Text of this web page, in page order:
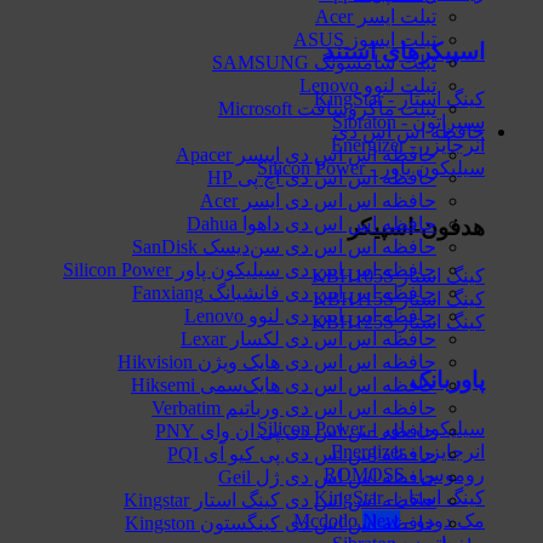
اسپیکرهای استند
کینگ استار - KingStar
سیبراتون - Sibraton
انرجایزر - Energizer
سیلیکون پاور - Silicon Power
هدفون-اسپیکر
کینگ استار KBH105S
کینگ استار KBH115S
کینگ استار KBH125S
پاوربانک
سیلیکون پاور - Silicon Power
انرجایزر - Energizer
روموس - ROMOSS
کینگ استار - KingStar
مک دودو - Mcdodo
تبلت ایسر Acer
تبلت ایسوز ASUS
تبلت سامسونگ SAMSUNG
تبلت لنوو Lenovo
تبلت ماکروسافت Microsoft
حافظه اس اس دی
حافظه اس اس دی اپیسر Apacer
حافظه اس اس دی اچ پی HP
حافظه اس اس دی ایسر Acer
حافظه اس اس دی داهوا Dahua
حافظه اس اس دی سن‌دیسک SanDisk
حافظه اس اس دی سیلیکون پاور Silicon Power
حافظه اس اس دی فانشیانگ Fanxiang
حافظه اس اس دی لنوو Lenovo
حافظه اس اس دی لکسار Lexar
حافظه اس اس دی هایک‌ ویژن Hikvision
حافظه اس اس دی هایک‌سمی Hiksemi
حافظه اس اس دی ورباتیم Verbatim
حافظه اس اس دی پی ان وای PNY
حافظه اس اس دی پی کیو آی PQI
حافظه اس اس دی ژل Geil
حافظه اس اس دی کینگ استار Kingstar
حافظه اس اس دی کینگستون Kingston